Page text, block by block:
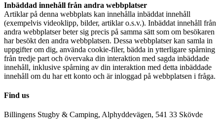
Inbäddad innehåll från andra webbplatser
Artiklar på denna webbplats kan innehålla inbäddat innehåll
(exempelvis videoklipp, bilder, artiklar o.s.v.). Inbäddat innehåll från
andra webbplatser beter sig precis på samma sätt som om besökaren
har besökt den andra webbplatsen. Dessa webbplatser kan samla in
uppgifter om dig, använda cookie-filer, bädda in ytterligare spårning
från tredje part och övervaka din interaktion med sagda inbäddade
innehåll, inklusive spårning av din interaktion med detta inbäddade
innehåll om du har ett konto och är inloggad på webbplatsen i fråga.
Find us
Billingens Stugby & Camping, Alphyddevägen, 541 33 Skövde